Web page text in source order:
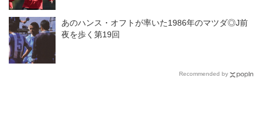
あのハンス・オフトが率いた1986年のマツダ◎J前
夜を歩く第19回
Recommended by